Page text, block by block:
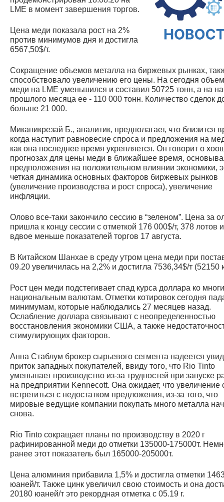
LME в момент завершения торгов.
Цена меди показала рост на 2%
против минимумов дня и достигла
6567,50$/т.
Сокращение объемов металла на биржевых рынках,
способствовало увеличению его цены. На сегодня
меди на LME уменьшился и составил 50725 тонн, а на
прошлого месяца ее - 110 000 тонн. Количество сделок
больше 21 000.
Миканикрезай Б., аналитик, предполагает, что близится
когда наступит равновесие спроса и предложения на
как она последнее время укрепляется. Он говорит о
прогнозах для цены меди в ближайшее время,
предположения на положительном влиянии экономики,
четкая динамика основных факторов биржевых рынков
(увеличение производства и рост спроса), увеличение
инфляции.
Олово все-таки закончило сессию в “зеленом”. Цена за
пришла к концу сессии с отметкой 176 000$/т, 378 лотов
вдвое меньше показателей торгов 17 августа.
В Китайском Шанхае в среду утром цена меди при
09.20 увеличилась на 2,2% и достигла 7536,34$/т (52150
Рост цен меди подстегивает спад курса доллара ко
национальным валютам. Отметки котировок сегодня
минимумам, которые наблюдались 27 месяцев назад.
Ослабление доллара связывают с неопределенностью
восстановления экономики США, а также
стимулирующих факторов.
Анна Стаблум брокер сырьевого сегмента надеется
приток западных покупателей, ввиду того, что Rio Tinto
уменьшает производство из-за трудностей при запуске
на предприятии Kennecott. Она ожидает, что увеличение
встретиться с недостатком предложения, из-за того, что
мировые ведущие компании покупать много металла
снова.
Rio Tinto сокращает планы по производству в 2020 г
рафинированной меди до отметки 135000-175000т.
ранее этот показатель был 165000-205000т.
Цена алюминия прибавила 1,5% и достигла отметки
юаней/т. Также цинк увеличил свою стоимость и она
20180 юаней/т это рекордная отметка с 05.19 г.